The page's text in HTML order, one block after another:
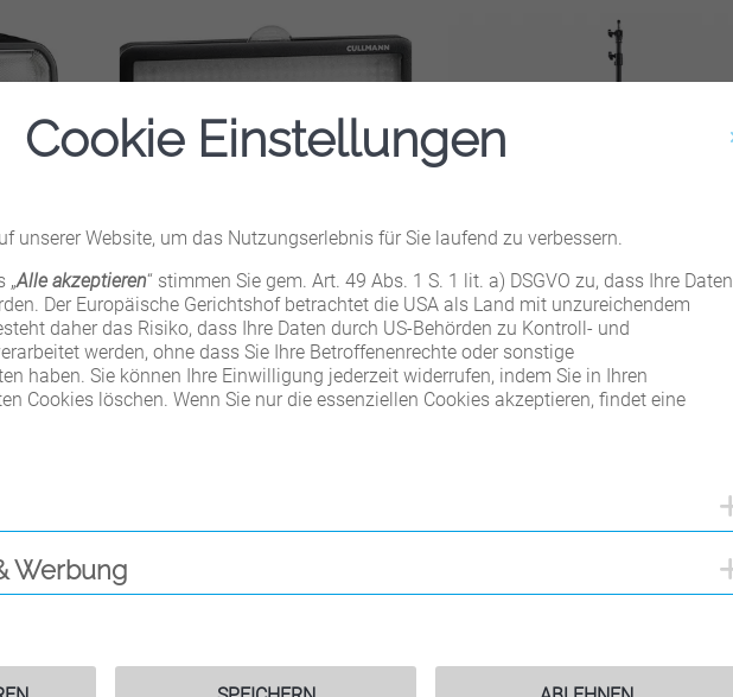
LED
Videoleuchten
Zubehör – Licht
für Sie
Garantie
Cookie Einstellungen
unserer Website, um das Nutzungserlebnis für Sie laufend zu verbessern.
„Alle akzeptieren“ stimmen Sie gem. Art. 49 Abs. 1 S. 1 lit. a) DSGVO zu, dass Ihre Daten
Der Europäische Gerichtshof betrachtet die USA als Land mit unzureichendem
daher das Risiko, dass Ihre Daten durch US-Behörden zu Kontroll- und
werden, ohne dass Sie Ihre Betroffenenrechte oder sonstige
haben. Sie können Ihre Einwilligung jederzeit widerrufen, indem Sie in Ihren
Cookies löschen. Wenn Sie nur die essenziellen Cookies akzeptieren, findet eine
Werbung